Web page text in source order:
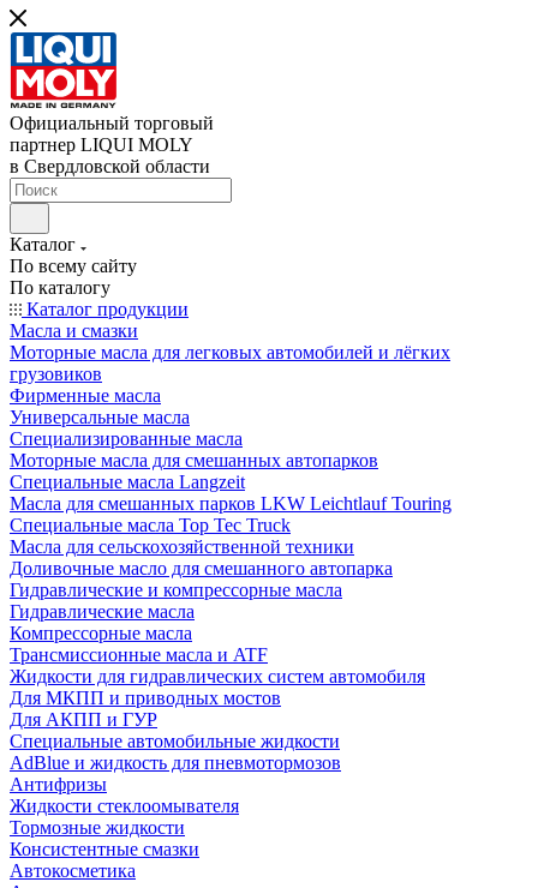
Официальный торговый
партнер LIQUI MOLY
в Свердловской области
Каталог
По всему сайту
По каталогу
Каталог продукции
Масла и смазки
Моторные масла для легковых автомобилей и лёгких
грузовиков
Фирменные масла
Универсальные масла
Специализированные масла
Моторные масла для смешанных автопарков
Специальные масла Langzeit
Масла для смешанных парков LKW Leichtlauf Touring
Специальные масла Top Tec Truck
Масла для сельскохозяйственной техники
Доливочные масло для смешанного автопарка
Гидравлические и компрессорные масла
Гидравлические масла
Компрессорные масла
Трансмиссионные масла и ATF
Жидкости для гидравлических систем автомобиля
Для МКПП и приводных мостов
Для АКПП и ГУР
Специальные автомобильные жидкости
AdBlue и жидкость для пневмотормозов
Антифризы
Жидкости стеклоомывателя
Тормозные жидкости
Консистентные смазки
Автокосметика